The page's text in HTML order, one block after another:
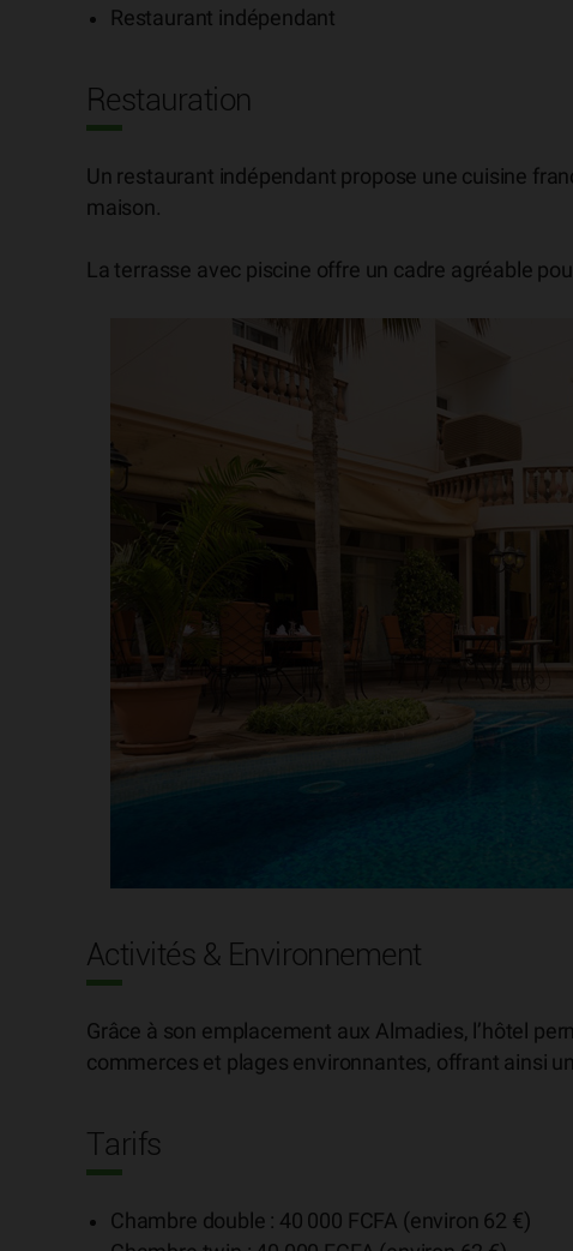
Restaurant indépendant
Restauration
Un restaurant indépendant propose une cuisine
maison.
La terrasse avec piscine offre un cadre agréable
Activités & Environnement
Grâce à son emplacement aux Almadies, l’hôtel
commerces et plages environnantes, offrant ainsi
Tarifs
Chambre double : 40 000 FCFA (environ 62 €)